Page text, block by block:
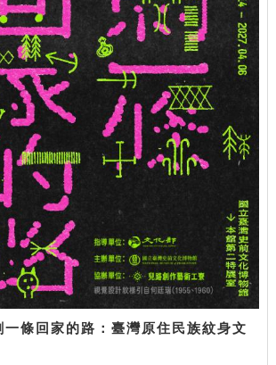
一條回家的路：臺灣原住民族紋身文